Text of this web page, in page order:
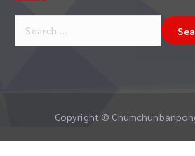
Copyright ©